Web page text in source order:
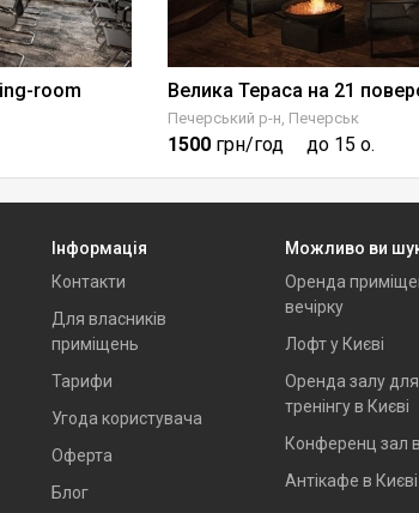
room
Печерський р-н, Печерськ
1500 грн/год до 15 о.
Інформація
Контакти
Для власників
приміщень
Тарифи
Угода користувача
Оферта
Блог
Можливо ви
Оренда
вечірку
Лофт у Києві
Оренда залу для
тренінгу в Києві
Конференц зал
Антікафе в Києві